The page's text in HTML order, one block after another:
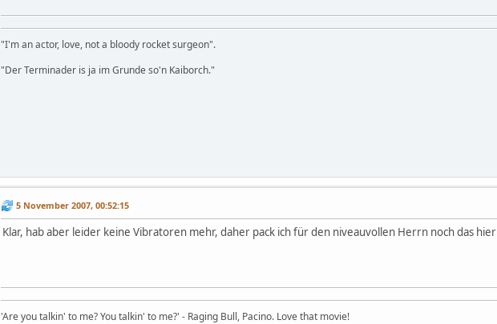
"I'm an actor, love, not a bloody rocket surgeon".
"Der Terminader is ja im Grunde so'n Kaiborch."
5 November 2007, 00:52:15
Klar, hab aber leider keine Vibratoren mehr, daher pack ich für den niveauvollen Herrn noch das
'Are you talkin' to me? You talkin' to me?' - Raging Bull, Pacino. Love that movie!